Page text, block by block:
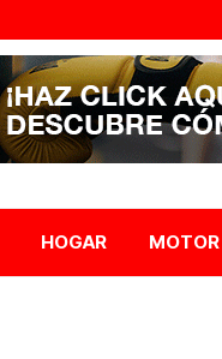
HOGAR MOTOR